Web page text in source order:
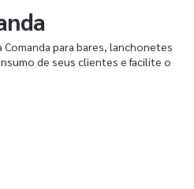
Comanda para bares, lanchonetes
de seus clientes e facilite o